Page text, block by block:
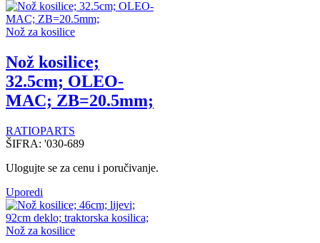
Nož za kosilice
Nož kosilice;
32.5cm; OLEO-
MAC; ZB=20.5mm;
RATIOPARTS
ŠIFRA: '030-689
Ulogujte se za cenu i poručivanje.
Uporedi
Nož za kosilice